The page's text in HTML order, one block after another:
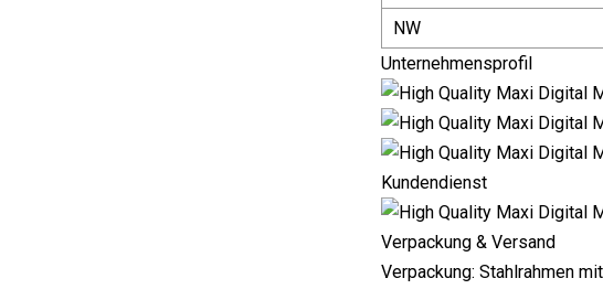
NW
Unternehmensprofil
Kundendienst
Verpackung & Versand
Verpackung: Stahlrahmen